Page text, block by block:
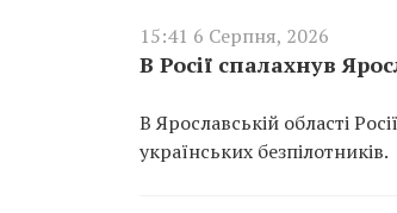
15:41 6 Серпня, 2026
В Росії спалахнув
В Ярославській області
українських безпілотників.